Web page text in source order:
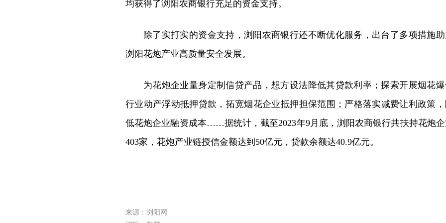
均获得了浏阳农商银行充足的资金支持。
除了实打实的资金支持，浏阳农商银行还不断优化服务，出台了多项措施助
浏阳花炮产业高质量安全发展。
为花炮企业量身定制信贷产品，想方设法降低其贷款利率；探索开展烟花
行业动产浮动抵押贷款，拓宽烟花企业抵押担保范围；严格落实减费让利政策
低花炮企业融资成本……据统计，截至2023年9月底，浏阳农商银行共扶持花炮
403家，花炮产业链授信金额达到50亿元，贷款余额达40.9亿元。
来源：浏阳网